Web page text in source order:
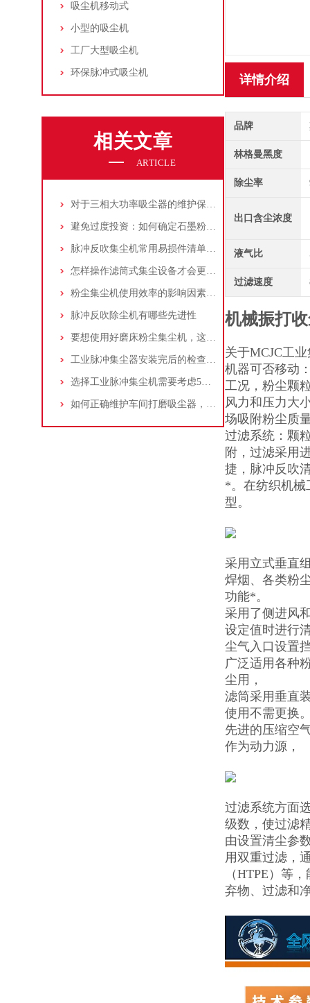
吸尘机移动式
小型的吸尘机
工厂大型吸尘机
环保脉冲式吸尘机
相关文章
ARTICLE
对于三相大功率吸尘器的维护保养，你了解多少
避免过度投资：如何确定石墨粉尘除尘器的合理价格区间
脉冲反吹集尘机常用易损件清单与更换周期建议
怎样操作滤筒式集尘设备才会更安全
粉尘集尘机使用效率的影响因素及改进措施
脉冲反吹除尘机有哪些先进性
要想使用好磨床粉尘集尘机，这些条件可不能少
工业脉冲集尘器安装完后的检查工作详解
选择工业脉冲集尘机需要考虑5大因素,你都了解吗?
如何正确维护车间打磨吸尘器，延长使用寿命
详情介绍
品牌
林格曼黑度
除尘率
出口含尘浓度
液气比
过滤速度
机械振打
关于MCJC工
机器可否移动
工况，粉尘颗
风力和压力大
场吸附粉尘质
过滤系统：颗
附，过滤采用
捷，脉冲反吹
*。在纺织机械
型。
采用立式垂直
焊烟、各类粉
功能*。
采用了侧进风
设定值时进行
尘气入口设置
广泛适用各种
尘用，
滤筒采用垂直
使用不需更换
先进的压缩空
作为动力源，
过滤系统方面
级数，使过滤
由设置清尘参
用双重过滤，
（HTPE）等
弃物、过滤和